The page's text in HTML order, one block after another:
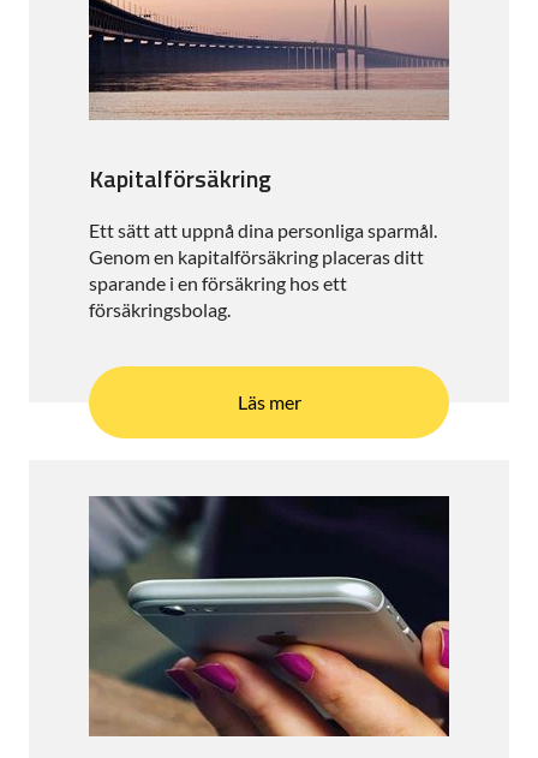
Kapitalförsäkring
Ett sätt att uppnå dina personliga sparmål.
Genom en kapitalförsäkring placeras ditt
sparande i en försäkring hos ett
försäkringsbolag.
Läs mer